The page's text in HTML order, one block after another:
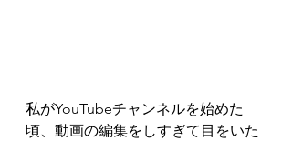
私がYouTubeチャンネルを始めた
頃、動画の編集をしすぎて目をいた